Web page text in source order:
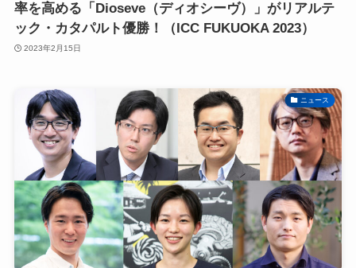
率を高める「Dioseve（ディオシーヴ）」がリアルテ
ック・カタパルト優勝！（ICC FUKUOKA 2023）
2023年2月15日
ニュース